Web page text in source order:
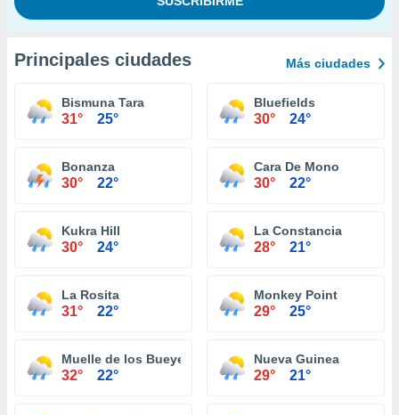
Principales ciudades Más ciudades
Bismuna Tara
31° 25°
Bluefields
30° 24°
Bonanza
30° 22°
Cara De Mono
30° 22°
Kukra Hill
30° 24°
La Constancia
28° 21°
La Rosita
31° 22°
Monkey Point
29° 25°
Muelle de los Bueyes
32° 22°
Nueva Guinea
29° 21°